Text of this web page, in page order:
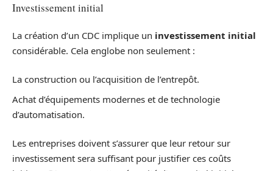
Investissement initial
La création d’un CDC implique un investissement initial
considérable. Cela englobe non seulement :
La construction ou l’acquisition de l’entrepôt.
Achat d’équipements modernes et de technologie
d’automatisation.
Les entreprises doivent s’assurer que leur retour sur
investissement sera suffisant pour justifier ces coûts